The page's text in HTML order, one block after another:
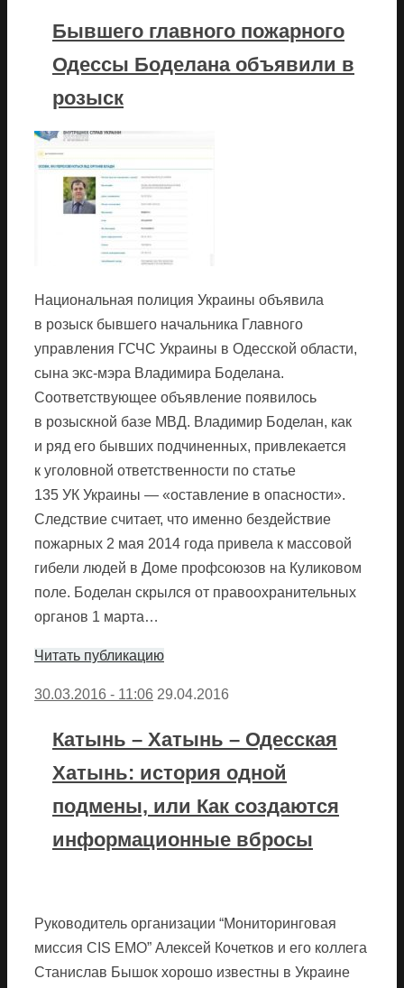
Бывшего главного пожарного
Одессы Боделана объявили в
розыск
Национальная полиция Украины объявила
в розыск бывшего начальника Главного
управления ГСЧС Украины в Одесской области,
сына экс-мэра Владимира Боделана.
Соответствующее объявление появилось
в розыскной базе МВД. Владимир Боделан, как
и ряд его бывших подчиненных, привлекается
к уголовной ответственности по статье
135 УК Украины — «оставление в опасности».
Следствие считает, что именно бездействие
пожарных 2 мая 2014 года привела к массовой
гибели людей в Доме профсоюзов на Куликовом
поле. Боделан скрылся от правоохранительных
органов 1 марта…
Читать публикацию
30.03.2016 - 11:06 29.04.2016
Катынь – Хатынь – Одесская
Хатынь: история одной
подмены, или Как создаются
информационные вбросы
Руководитель организации “Мониторинговая
миссия CIS EMO” Алексей Кочетков и его коллега
Станислав Бышок хорошо известны в Украине